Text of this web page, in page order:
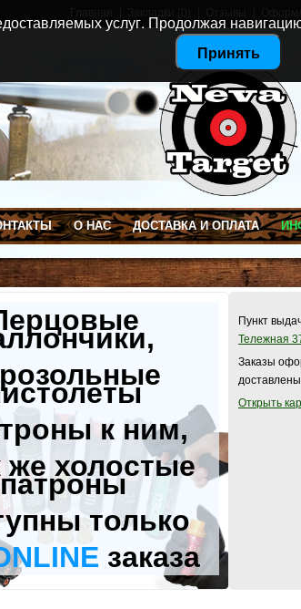
О НАС ДОСТАВКА И ОПЛАТА
к ним,
же холостые
патроны
только
заказа
Пункт
Тележная
Заказы
Открыть
услуг. Продолжая
Принять